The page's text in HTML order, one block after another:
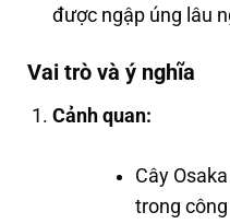
được ngập úng lâu
Vai trò và ý nghĩa
Cảnh quan:
Cây
trong